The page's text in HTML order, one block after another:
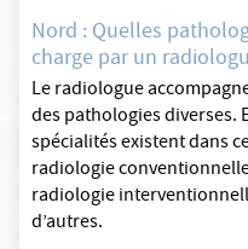
Nord : Quelles
charge par un
Le radiologue
des pathologies diverses.
spécialités existent dans
radiologie
radiologie
d’autres.